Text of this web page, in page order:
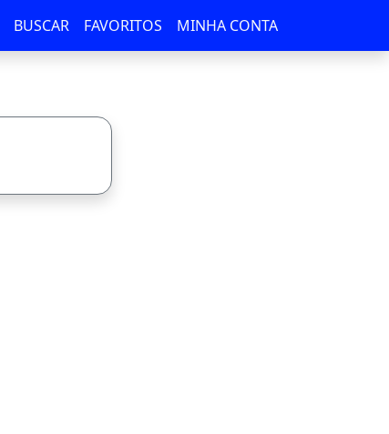
BUSCAR FAVORITOS MINHA CONTA